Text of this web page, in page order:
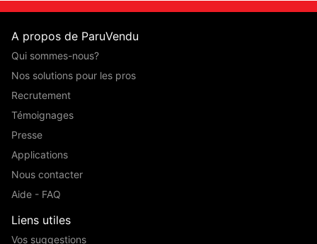
A propos de ParuVendu
Qui sommes-nous?
Nos solutions pour les pros
Recrutement
Témoignages
Presse
Applications
Nous contacter
Aide - FAQ
Liens utiles
Vos suggestions